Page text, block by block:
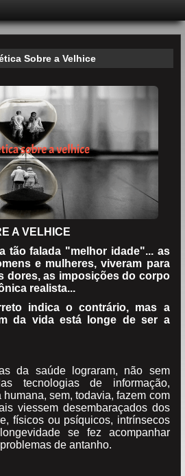
Sobre a Velhice
A VELHICE
tão falada "melhor idade"... as
e mulheres, viveram para
dores, as imposições do corpo
realista...
indica o contrário, mas a
da vida está longe de ser a
da saúde lograram, não sem
tecnologias de informação,
sem, todavia, fazem com
viessem desembaraçados dos
físicos ou psíquicos, intrínsecos
se fez acompanhar
de antanho.